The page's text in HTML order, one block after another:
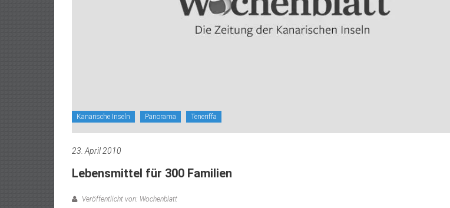
Kanarische Inseln Panorama Teneriffa
23. April 2010
Lebensmittel für 300 Familien
Veröffentlicht von: Wochenblatt